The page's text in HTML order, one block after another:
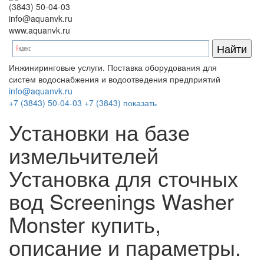
(3843) 50-04-03
info@aquanvk.ru
www.aquanvk.ru
Инжиниринговые услуги. Поставка оборудования для
систем водоснабжения и водоотведения предприятий
info@aquanvk.ru
+7 (3843) 50-04-03 +7 (3843) показать
Установки на базе
измельчителей
Установка для сточных
вод Screenings Washer
Monster купить,
описание и параметры.